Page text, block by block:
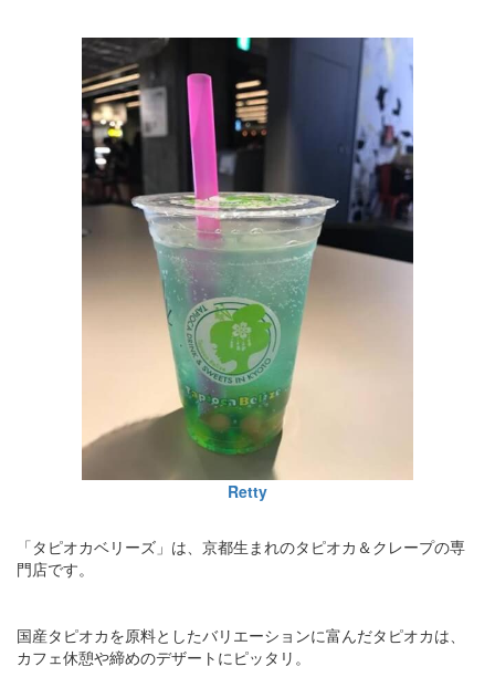
Retty
「タピオカベリーズ」は、京都生まれのタピオカ＆クレープの専
門店です。
国産タピオカを原料としたバリエーションに富んだタピオカは、
カフェ休憩や締めのデザートにピッタリ。